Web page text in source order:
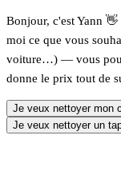
Bonjour, c'est Yann
moi ce que vous
voiture…) — vous
donne le prix tout de
Je veux nettoyer mon
Je veux nettoyer un